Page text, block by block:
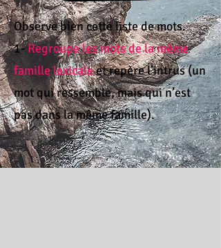
Observe bien cette liste de mots.
1-Regroupe les mots de la même
famille lexicaleet repère l’intrus (un
mot qui ressemble, mais qui n’est
pas dans la même famille).